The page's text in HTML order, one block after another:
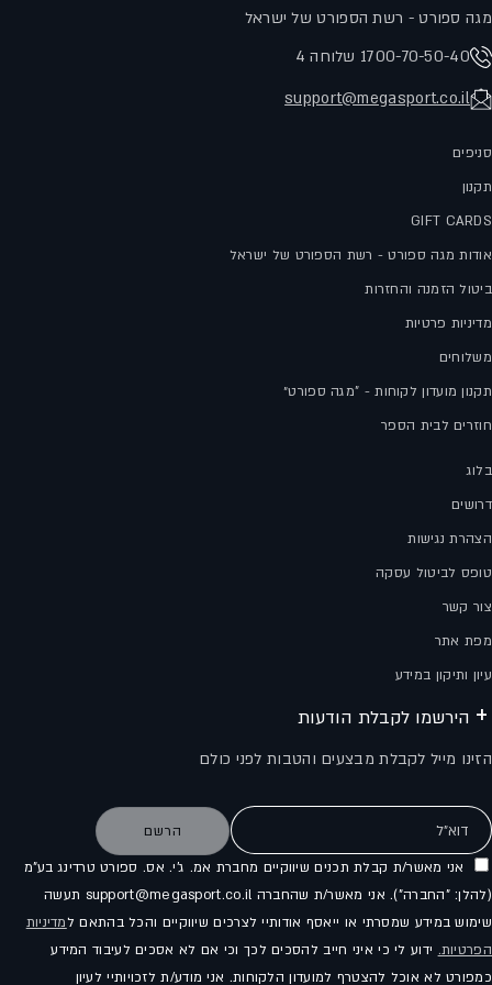
מגה ספורט - רשת הספורט של ישראל
1700-70-50-40 שלוחה 4
support@megasport.co.il
סניפים
תקנון
GIFT CARDS
אודות מגה ספורט - רשת הספורט של ישראל
ביטול הזמנה והחזרות
מדיניות פרטיות
משלוחים
תקנון מועדון לקוחות - "מגה ספורט״
חוזרים לבית הספר
בלוג
דרושים
הצהרת נגישות
טופס לביטול עסקה
צור קשר
מפת אתר
עיון ותיקון במידע
הירשמו לקבלת הודעות
הזינו מייל לקבלת מבצעים והטבות לפני כולם
דוא"ל הרשם
אני מאשר/ת קבלת תכנים שיווקיים מחברת אמ. ג'י. אס. ספורט טרדינג בע"מ
(להלן: "החברה"). אני מאשר/ת שהחברה support@megasport.co.il תעשה
שימוש במידע שמסרתי או ייאסף אודותיי לצרכים שיווקיים והכל בהתאם למדיניות
הפרטיות. ידוע לי כי איני חייב להסכים לכך וכי אם לא אסכים לעיבוד המידע
כמפורט לא אוכל להצטרף למועדון הלקוחות. אני מודע/ת לזכויותיי לעיון